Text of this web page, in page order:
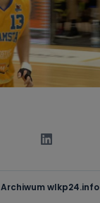
Archiwum wlkp24.info